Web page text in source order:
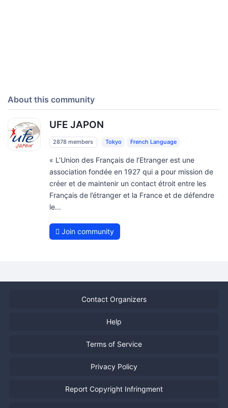
About this community
UFE JAPON
2878 members Tokyo French Language
« L’Union des Français de l’Etranger est une
association fondée en 1927 qui a pour mission de
créer et de maintenir un contact étroit entre les
Français de l’étranger et la France et de défendre
le...
Join community
Contact Organizers
Help
Terms of Service
Privacy Policy
Report Copyright Infringment